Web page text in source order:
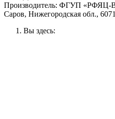
Производитель: ФГУП
Саров, Нижегородская обл.,
Вы здесь: